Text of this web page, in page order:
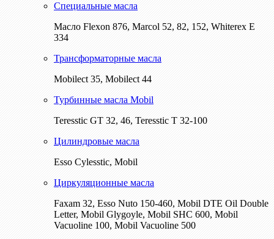
Специальные масла
Масло Flexon 876, Marcol 52, 82, 152, Whiterex E
334
Трансформаторные масла
Mobilect 35, Mobilect 44
Турбинные масла Mobil
Teresstic GT 32, 46, Teresstic T 32-100
Цилиндровые масла
Esso Cylesstic, Mobil
Циркуляционные масла
Faxam 32, Esso Nuto 150-460, Mobil DTE Oil Double
Letter, Mobil Glygoyle, Mobil SHC 600, Mobil
Vacuoline 100, Mobil Vacuoline 500